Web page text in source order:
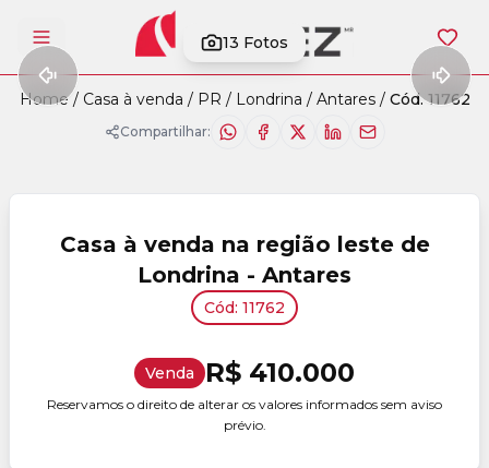
Abrir menu 13 Fotos
Home / Casa à venda / PR / Londrina / Antares / Cód. 11762
Compartilhar:
Casa à venda na região leste de
Londrina - Antares
Cód: 11762
Venda R$ 410.000
Reservamos o direito de alterar os valores informados sem aviso
prévio.